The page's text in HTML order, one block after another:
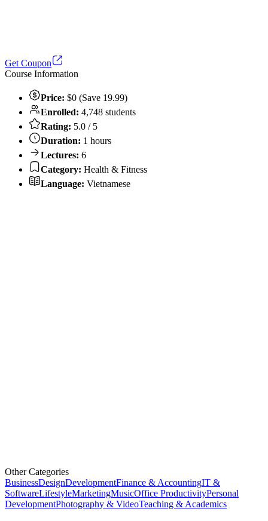
Get Coupon
Course Information
Price: $0 (Save 19.99)
Enrolled: 4,748 students
Rating: 5.0 / 5
Duration: 1 hours
Lectures: 6
Category: Health & Fitness
Language: Vietnamese
Other Categories
BusinessDesignDevelopmentFinance & AccountingIT &
SoftwareLifestyleMarketingMusicOffice ProductivityPersonal
DevelopmentPhotography & VideoTeaching & Academics